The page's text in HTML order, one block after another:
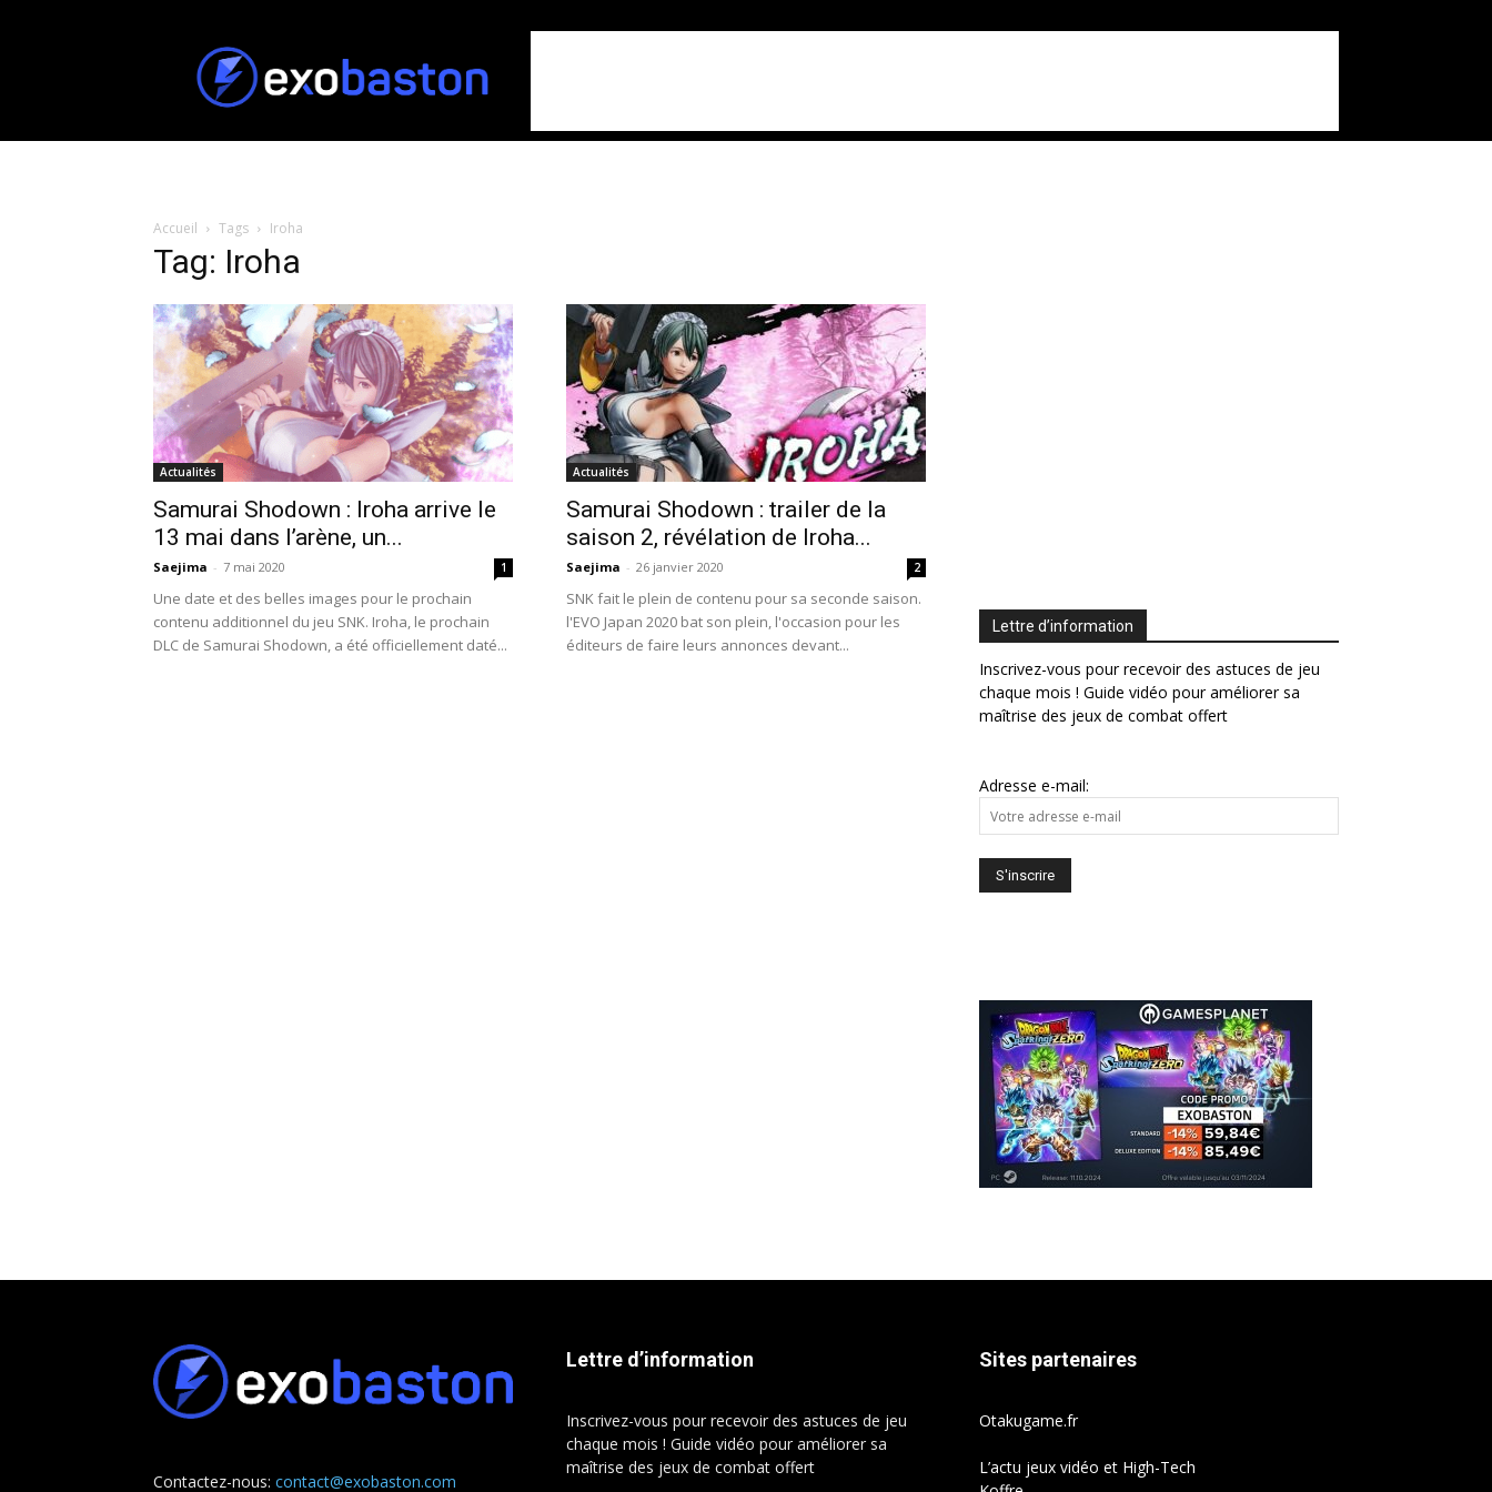
Accueil Tags Iroha
Tag: Iroha
Actualités
Samurai Shodown : Iroha arrive le
13 mai dans l’arène, un...
Saejima - 7 mai 2020 1
Une date et des belles images pour le prochain
contenu additionnel du jeu SNK. Iroha, le prochain
DLC de Samurai Shodown, a été officiellement daté...
Actualités
Samurai Shodown : trailer de la
saison 2, révélation de Iroha...
Saejima - 26 janvier 2020 2
SNK fait le plein de contenu pour sa seconde saison.
l'EVO Japan 2020 bat son plein, l'occasion pour les
éditeurs de faire leurs annonces devant...
Lettre d’information
Inscrivez-vous pour recevoir des astuces de jeu
chaque mois ! Guide vidéo pour améliorer sa
maîtrise des jeux de combat offert
Adresse e-mail:
Contactez-nous: contact@exobaston.com
Lettre d’information
Inscrivez-vous pour recevoir des astuces de jeu
chaque mois ! Guide vidéo pour améliorer sa
maîtrise des jeux de combat offert
Sites partenaires
Otakugame.fr
L’actu jeux vidéo et High-Tech